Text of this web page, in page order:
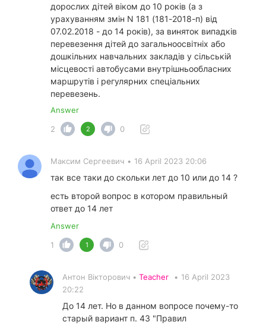
дорослих дітей віком до 10 років (а з
урахуванням змін N 181 (181-2018-п) від
07.02.2018 - до 14 років), за виняток випадків
перевезення дітей до загальноосвітніх або
дошкільних навчальних закладів у сільській
місцевості автобусами внутрішньообласних
маршрутів і регулярних спеціальних
перевезень.
Answer
2
2 0
Максим Сергеевич • 16 April 2023 20:06
так все таки до скольки лет до 10 или до 14 ?
есть второй вопрос в котором правильный
ответ до 14 лет
Answer
1
1 0
Антон Вікторович • Teacher • 16 April 2023
20:22
До 14 лет. Но в данном вопросе почему-то
старый вариант п. 43 "Правил